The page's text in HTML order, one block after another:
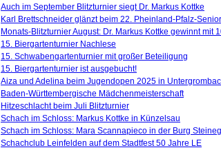
Auch im September Blitzturnier siegt Dr. Markus Kottke
Karl Brettschneider glänzt beim 22. Pheinland-Pfalz-
Monats-Blitzturnier August: Dr. Markus Kottke gewinnt mit
15. Biergartenturnier Nachlese
15. Schwabengartenturnier mit großer Beteiligung
15. Biergartenturnier ist ausgebucht!
Aiza und Adelina beim Jugendopen 2025 in
Baden-Württembergische Mädchenmeisterschaft
Hitzeschlacht beim Juli Blitzturnier
Schach im Schloss: Markus Kottke in Künzelsau
Schach im Schloss: Mara Scannapieco in der Burg
Schachclub Leinfelden auf dem Stadtfest 50 Jahre LE